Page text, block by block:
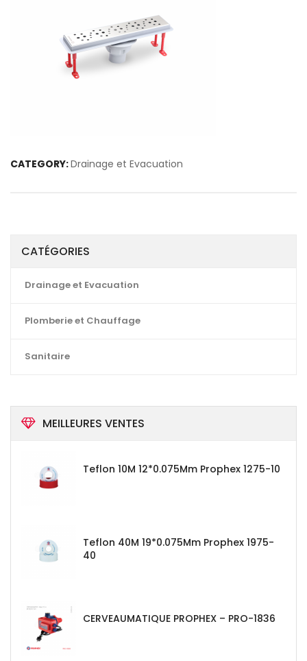
CATÉGORIES
Drainage et Evacuation
Plomberie et Chauffage
Sanitaire
MEILLEURES VENTES
Teflon 10M 12*0.075Mm Prophex 1275-10
Teflon 40M 19*0.075Mm Prophex 1975-
40
CERVEAUMATIQUE PROPHEX – PRO-1836
CATEGORY:Drainage et Evacuation